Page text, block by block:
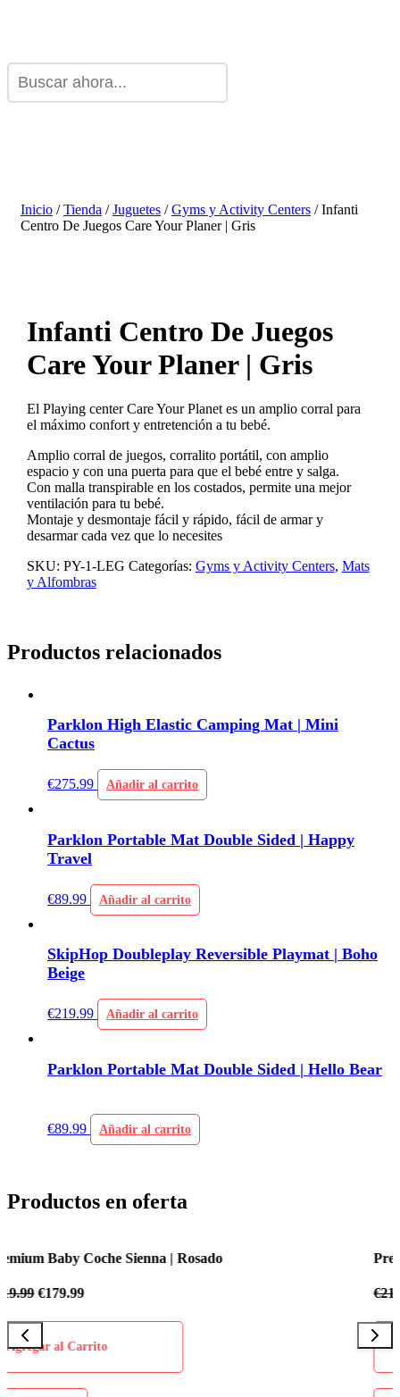
Inicio /Tienda /Juguetes /Gyms y Activity Centers / Infanti
Centro De Juegos Care Your Planer | Gris
Infanti Centro De Juegos
Care Your Planer | Gris
El Playing center Care Your Planet es un amplio corral para
el máximo confort y entretención a tu bebé.
Amplio corral de juegos, corralito portátil, con amplio
espacio y con una puerta para que el bebé entre y salga.
Con malla transpirable en los costados, permite una mejor
ventilación para tu bebé.
Montaje y desmontaje fácil y rápido, fácil de armar y
desarmar cada vez que lo necesites
SKU: PY-1-LEG Categorías: Gyms y Activity Centers, Mats
y Alfombras
Productos relacionados
Parklon High Elastic Camping Mat | Mini
Cactus
€275.99 Añadir al carrito
Parklon Portable Mat Double Sided | Happy
Travel
€89.99 Añadir al carrito
SkipHop Doubleplay Reversible Playmat | Boho
Beige
€219.99 Añadir al carrito
Parklon Portable Mat Double Sided | Hello Bear
€89.99 Añadir al carrito
Productos en oferta
Premium Baby Coche Sienna | Azul Celeste